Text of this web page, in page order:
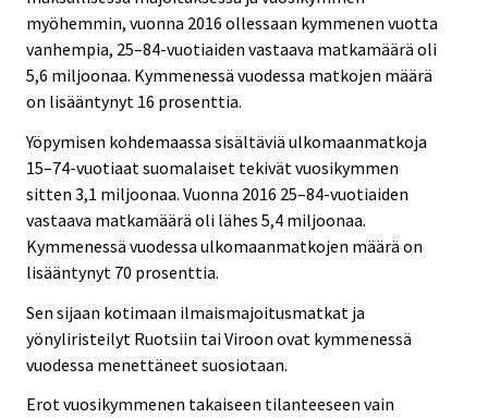
myöhemmin, vuonna 2016 ollessaan kymmenen vuotta
vanhempia, 25–84-vuotiaiden vastaava matkamäärä oli
5,6 miljoonaa. Kymmenessä vuodessa matkojen määrä
on lisääntynyt 16 prosenttia.
Yöpymisen kohdemaassa sisältäviä ulkomaanmatkoja
15–74-vuotiaat suomalaiset tekivät vuosikymmen
sitten 3,1 miljoonaa. Vuonna 2016 25–84-vuotiaiden
vastaava matkamäärä oli lähes 5,4 miljoonaa.
Kymmenessä vuodessa ulkomaanmatkojen määrä on
lisääntynyt 70 prosenttia.
Sen sijaan kotimaan ilmaismajoitusmatkat ja
yönyliristeilyt Ruotsiin tai Viroon ovat kymmenessä
vuodessa menettäneet suosiotaan.
Erot vuosikymmenen takaiseen tilanteeseen vain